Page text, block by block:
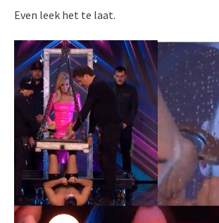
Even leek het te laat.